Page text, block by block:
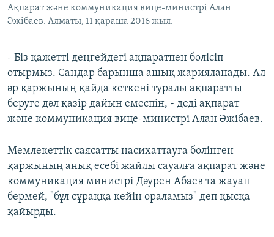
Ақпарат және коммуникация вице-министрі Алан
Әжібаев. Алматы, 11 қараша 2016 жыл.
- Біз қажетті деңгейдегі ақпаратпен бөлісіп
отырмыз. Сандар барынша ашық жарияланады. Ал
әр қаржының қайда кеткені туралы ақпаратты
беруге дәл қазір дайын емеспін, - деді ақпарат
және коммуникация вице-министрі Алан Әжібаев.
Мемлекеттік саясатты насихаттауға бөлінген
қаржының анық есебі жайлы сауалға ақпарат және
коммуникация министрі Дәурен Абаев та жауап
бермей, "бұл сұраққа кейін ораламыз" деп қысқа
қайырды.